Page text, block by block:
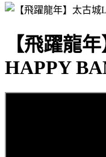
【飛躍龍
HAPPY